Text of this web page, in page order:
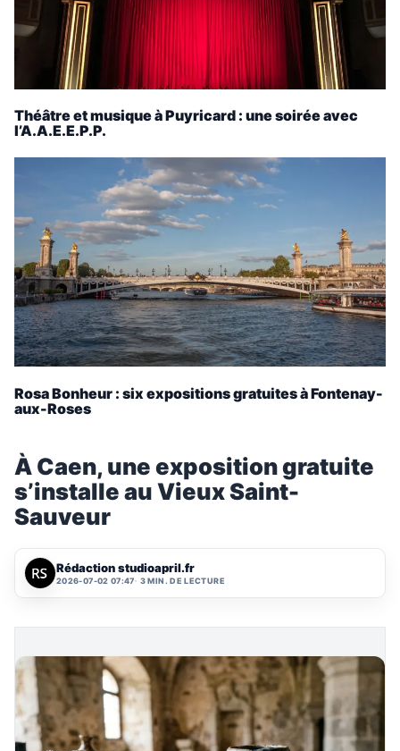
Théâtre et musique à Puyricard : une soirée avec
l’A.A.E.E.P.P.
Rosa Bonheur : six expositions gratuites à Fontenay-
aux-Roses
À Caen, une exposition gratuite
s’installe au Vieux Saint-
Sauveur
Rédaction studioapril.fr
2026-07-02 07:47 3 MIN. DE LECTURE